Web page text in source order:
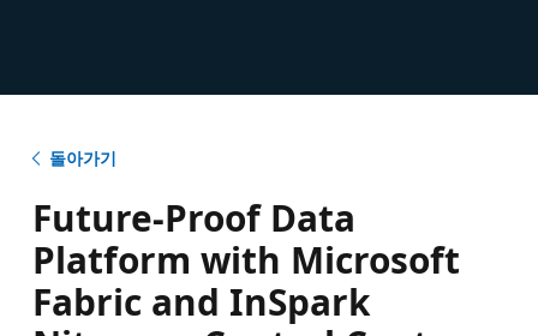
돌아가기
Future-Proof Data
Platform with Microsoft
Fabric and InSpark